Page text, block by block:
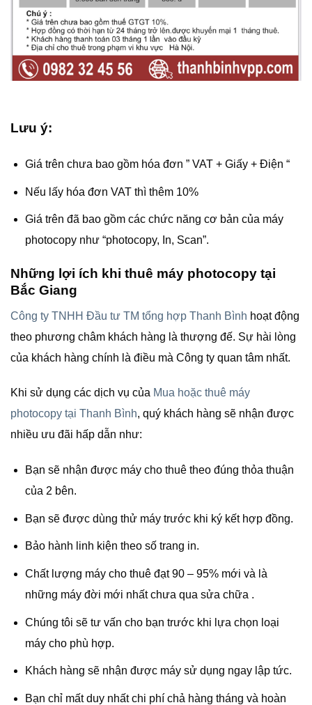
Lưu ý:
Giá trên chưa bao gồm hóa đơn ” VAT + Giấy + Điện “
Nếu lấy hóa đơn VAT thì thêm 10%
Giá trên đã bao gồm các chức năng cơ bản của máy
photocopy như “photocopy, In, Scan”.
Những lợi ích khi thuê máy photocopy tại
Bắc Giang
Công ty TNHH Đầu tư TM tổng hợp Thanh Bình hoạt động
theo phương châm khách hàng là thượng đế. Sự hài lòng
của khách hàng chính là điều mà Công ty quan tâm nhất.
Khi sử dụng các dịch vụ của Mua hoặc thuê máy
photocopy tại Thanh Bình, quý khách hàng sẽ nhận được
nhiều ưu đãi hấp dẫn như:
Bạn sẽ nhận được máy cho thuê theo đúng thỏa thuận
của 2 bên.
Bạn sẽ được dùng thử máy trước khi ký kết hợp đồng.
Bảo hành linh kiện theo số trang in.
Chất lượng máy cho thuê đạt 90 – 95% mới và là
những máy đời mới nhất chưa qua sửa chữa .
Chúng tôi sẽ tư vấn cho bạn trước khi lựa chọn loại
máy cho phù hợp.
Khách hàng sẽ nhận được máy sử dụng ngay lập tức.
Bạn chỉ mất duy nhất chi phí chả hàng tháng và hoàn